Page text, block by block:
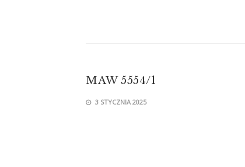
MAW 5554/1
3 STYCZNIA 2025